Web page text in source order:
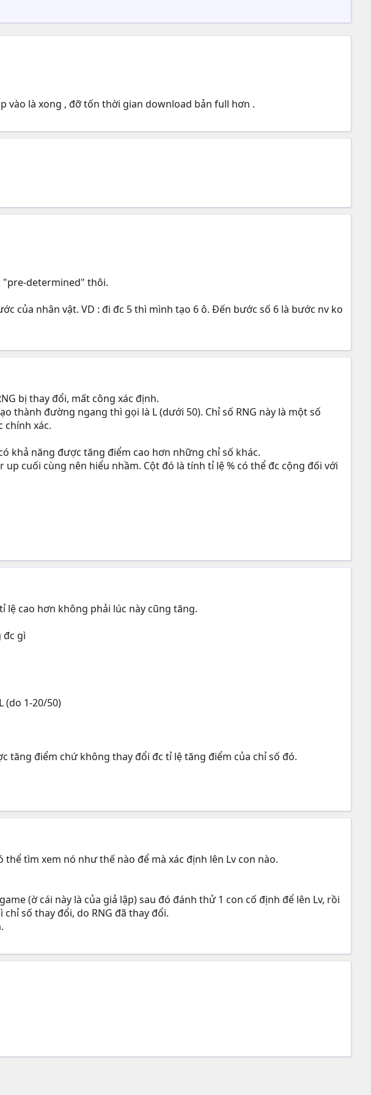
vào là xong , đỡ tốn thời gian download bản full hơn .
"pre-determined" thôi.
của nhân vật. VD : đi đc 5 thì mình tạo 6 ô. Đến bước số 6 là bước nv ko
bị thay đổi, mất công xác định.
thành đường ngang thì gọi là L (dưới 50). Chỉ số RNG này là một số
chính xác.
khả năng được tăng điểm cao hơn những chỉ số khác.
cuối cùng nên hiểu nhầm. Cột đó là tính tỉ lệ % có thể đc cộng đối với
lệ cao hơn không phải lúc này cũng tăng.
đc gì
(do 1-20/50)
tăng điểm chứ không thay đổi đc tỉ lệ tăng điểm của chỉ số đó.
tìm xem nó như thế nào để mà xác định lên Lv con nào.
(ờ cái này là của giả lập) sau đó đánh thử 1 con cố định để lên Lv, rồi
số thay đổi, do RNG đã thay đổi.